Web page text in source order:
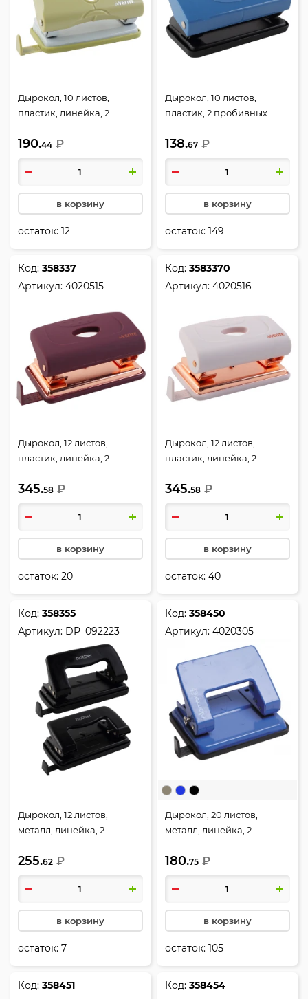
Дырокол, 10 листов,
пластик, линейка, 2
цвет оливковый,
sigNATURE, deVENTE,
4020511
190.44 ₽
в корзину
остаток:12
Дырокол, 10 листов,
пластик, 2 пробивных
синий, Trend, deVENTE,
4020504
138.67 ₽
в корзину
остаток:149
Код:358337
Артикул:4020515
Дырокол, 12 листов,
пластик, линейка, 2
цвет бургунди, 6 мм,
Esthetics, deVENTE,
4020515
345.58 ₽
в корзину
остаток:20
Код:3583370
Артикул:4020516
Дырокол, 12 листов,
пластик, линейка, 2
цвет лавандово-
пепельный, 6 мм,
Esthetics, deVENTE,
345.58 ₽
в корзину
остаток:40
Код:358355
Артикул: DP_092223
Дырокол, 12 листов,
металл, линейка, 2
цвет черный, Record,
Hatber, DP_092223
255.62 ₽
в корзину
остаток:7
Код:358450
Артикул:4020305
Дырокол, 20 листов,
металл, линейка, 2
цвет синий, Attomex,
4020305
180.75 ₽
в корзину
остаток:105
Код:358451
Код:358454